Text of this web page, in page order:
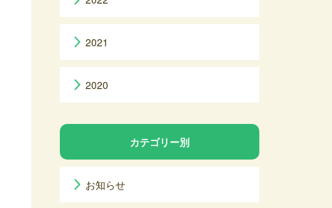
2021
2020
カテゴリー別
お知らせ